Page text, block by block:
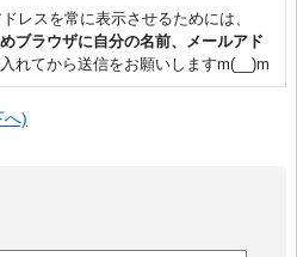
レスを常に表示させるためには、
ブラウザに自分の名前、メールアド
れてから送信をお願いしますm(__)m
へ)